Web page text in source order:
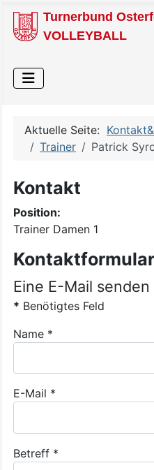
Turnerbund
VOLLEYBALL
Aktuelle Seite:
Trainer
Patrick
Kontakt
Position:
Trainer Damen 1
Kontaktformular
Eine E-Mail senden
* Benötigtes Feld
Name *
E-Mail *
Betreff *